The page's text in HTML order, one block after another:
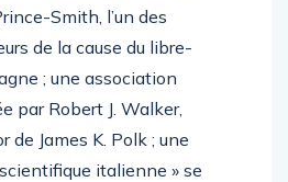
Smith, l’un des
de la cause du libre-
; une association
par Robert J. Walker,
de James K. Polk ; une
italienne » se